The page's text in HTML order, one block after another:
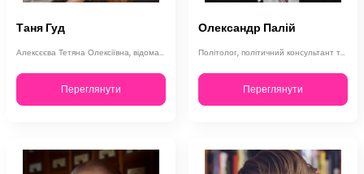
Таня Гуд
Алексєєва Тетяна Олексіївна, відома під творчим псевдонімом Таня Гуд, народилас…
Переглянути
Олександр Палій
Політолог, політичний консультант та блогер Олександр Палій народився 7 жовтня …
Переглянути